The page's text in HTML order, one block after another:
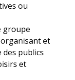
ou
groupe
et
publics
et